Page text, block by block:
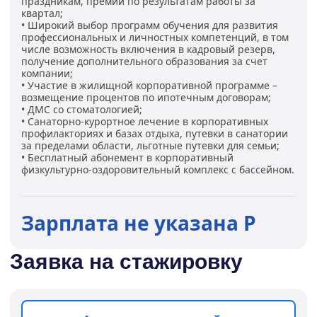
квартал;
• Широкий выбор программ обучения для развития
профессиональных и личностных компетенций, в том
числе возможность включения в кадровый резерв,
получение дополнительного образования за счет
компании;
• Участие в жилищной корпоративной программе –
возмещение процентов по ипотечным договорам;
• ДМС со стоматологией;
• Санаторно-курортное лечение в корпоративных
профилакториях и базах отдыха, путевки в санатории
за пределами области, льготные путевки для семьи;
• Бесплатный абонемент в корпоративный
физкультурно-оздоровительный комплекс с бассейном.
Зарплата не указана Р
Заявка на стажировку